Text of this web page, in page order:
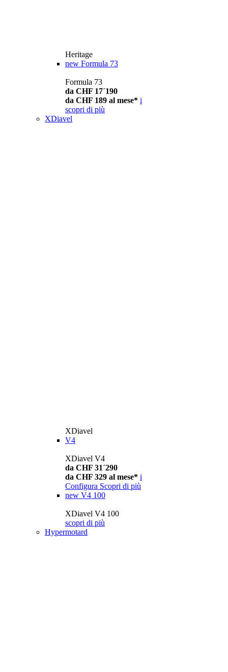
Heritage
new Formula 73
Formula 73
da CHF 17´190
da CHF 189 al mese* i
scopri di più
XDiavel
XDiavel
V4
XDiavel V4
da CHF 31´290
da CHF 329 al mese* i
Configura Scopri di più
new V4 100
XDiavel V4 100
scopri di più
Hypermotard